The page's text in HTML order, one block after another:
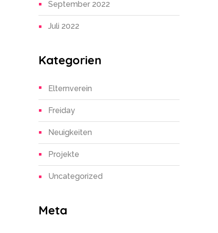
September 2022
Juli 2022
Kategorien
Elternverein
Freiday
Neuigkeiten
Projekte
Uncategorized
Meta